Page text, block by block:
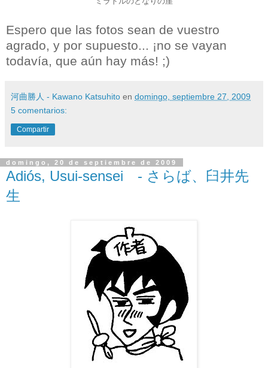
Espero que las fotos sean de vuestro
agrado, y por supuesto... ¡no se vayan
todavía, que aún hay más! ;)
河曲勝人 - Kawano Katsuhito en domingo, septiembre 27, 2009
5 comentarios:
Compartir
domingo, 20 de septiembre de 2009
Adiós, Usui-sensei - さらば、臼井先
生